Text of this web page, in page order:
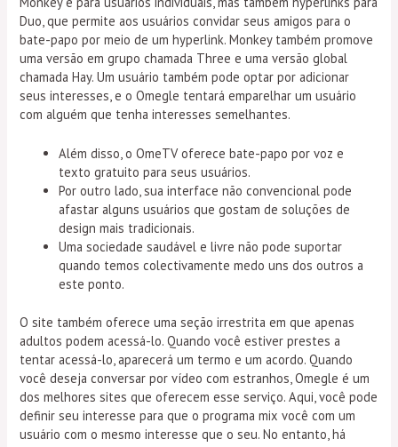
Duo, que permite aos usuários convidar seus amigos para o
bate-papo por meio de um hyperlink. Monkey também promove
uma versão em grupo chamada Three e uma versão global
chamada Hay. Um usuário também pode optar por adicionar
seus interesses, e o Omegle tentará emparelhar um usuário
com alguém que tenha interesses semelhantes.
Além disso, o OmeTV oferece bate-papo por voz e
texto gratuito para seus usuários.
Por outro lado, sua interface não convencional pode
afastar alguns usuários que gostam de soluções de
design mais tradicionais.
Uma sociedade saudável e livre não pode suportar
quando temos colectivamente medo uns dos outros a
este ponto.
O site também oferece uma seção irrestrita em que apenas
adultos podem acessá-lo. Quando você estiver prestes a
tentar acessá-lo, aparecerá um termo e um acordo. Quando
você deseja conversar por vídeo com estranhos, Omegle é um
dos melhores sites que oferecem esse serviço. Aqui, você pode
definir seu interesse para que o programa mix você com um
usuário com o mesmo interesse que o seu. No entanto, há